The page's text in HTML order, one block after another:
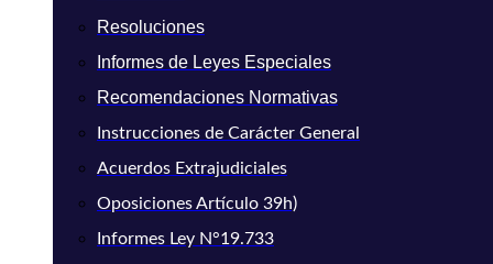
Resoluciones
Informes de Leyes Especiales
Recomendaciones Normativas
Instrucciones de Carácter General
Acuerdos Extrajudiciales
Oposiciones Artículo 39h)
Informes Ley N°19.733